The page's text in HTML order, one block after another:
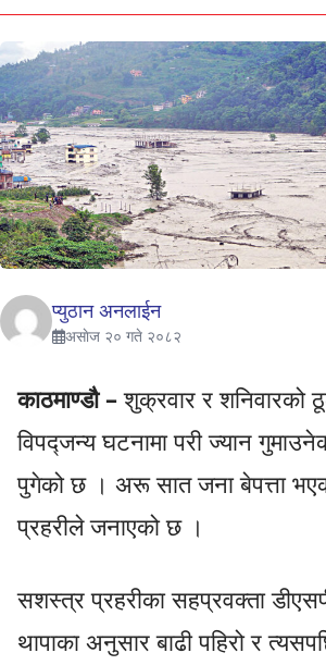
प्युठान अनलाईन
असाेज २० गते २०८२
काठमाण्डौ –शुक्रवार र शनिवारको
विपद्जन्य घटनामा परी ज्यान
पुगेको छ । अरू सात जना बेपत्ता
प्रहरीले जनाएको छ ।
सशस्त्र प्रहरीका सहप्रवक्ता
थापाका अनुसार बाढी पहिरो र